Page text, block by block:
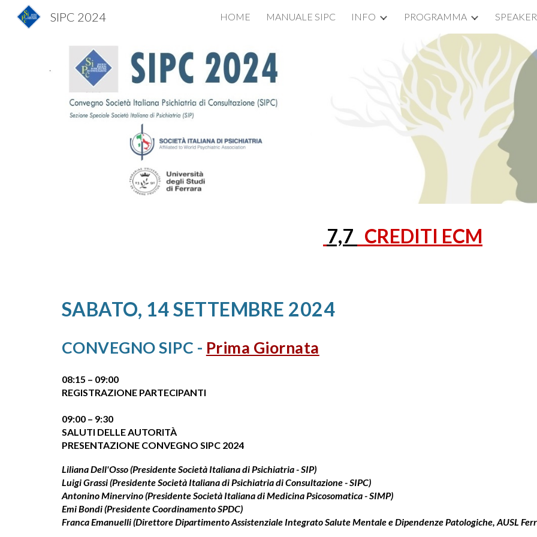
Skip to main content Skip to
SIPC 2024 HOME MANUALE SIPC INFO PROGRAMMA
7,7 CREDITI ECM
SABATO, 14 SETTEMBRE 2024
CONVEGNO SIPC - Prima Giornata
08:15 – 09:00
REGISTRAZIONE PARTECIPANTI
09:00 – 9:30
SALUTI DELLE AUTORITÀ
PRESENTAZIONE CONVEGNO SIPC 2024
Liliana Dell'Osso (PresidenteSocietà Italiana di Psichiatria - SIP)
Luigi Grassi (Presidente Società Italiana di Psichiatria di Consultazione - SIPC)
Antonino Minervino (Presidente Società Italiana di Medicina Psicosomatica - SIMP)
Emi Bondi (Presidente Coordinamento SPDC)
Franca Emanuelli (Direttore Dipartimento Assistenziale Integrato Salute Mentale e Dipendenze Patologiche, AUSL